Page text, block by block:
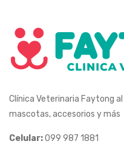
Clínica Veterinaria Faytong
mascotas, accesorios y más
Celular:099 987 1881